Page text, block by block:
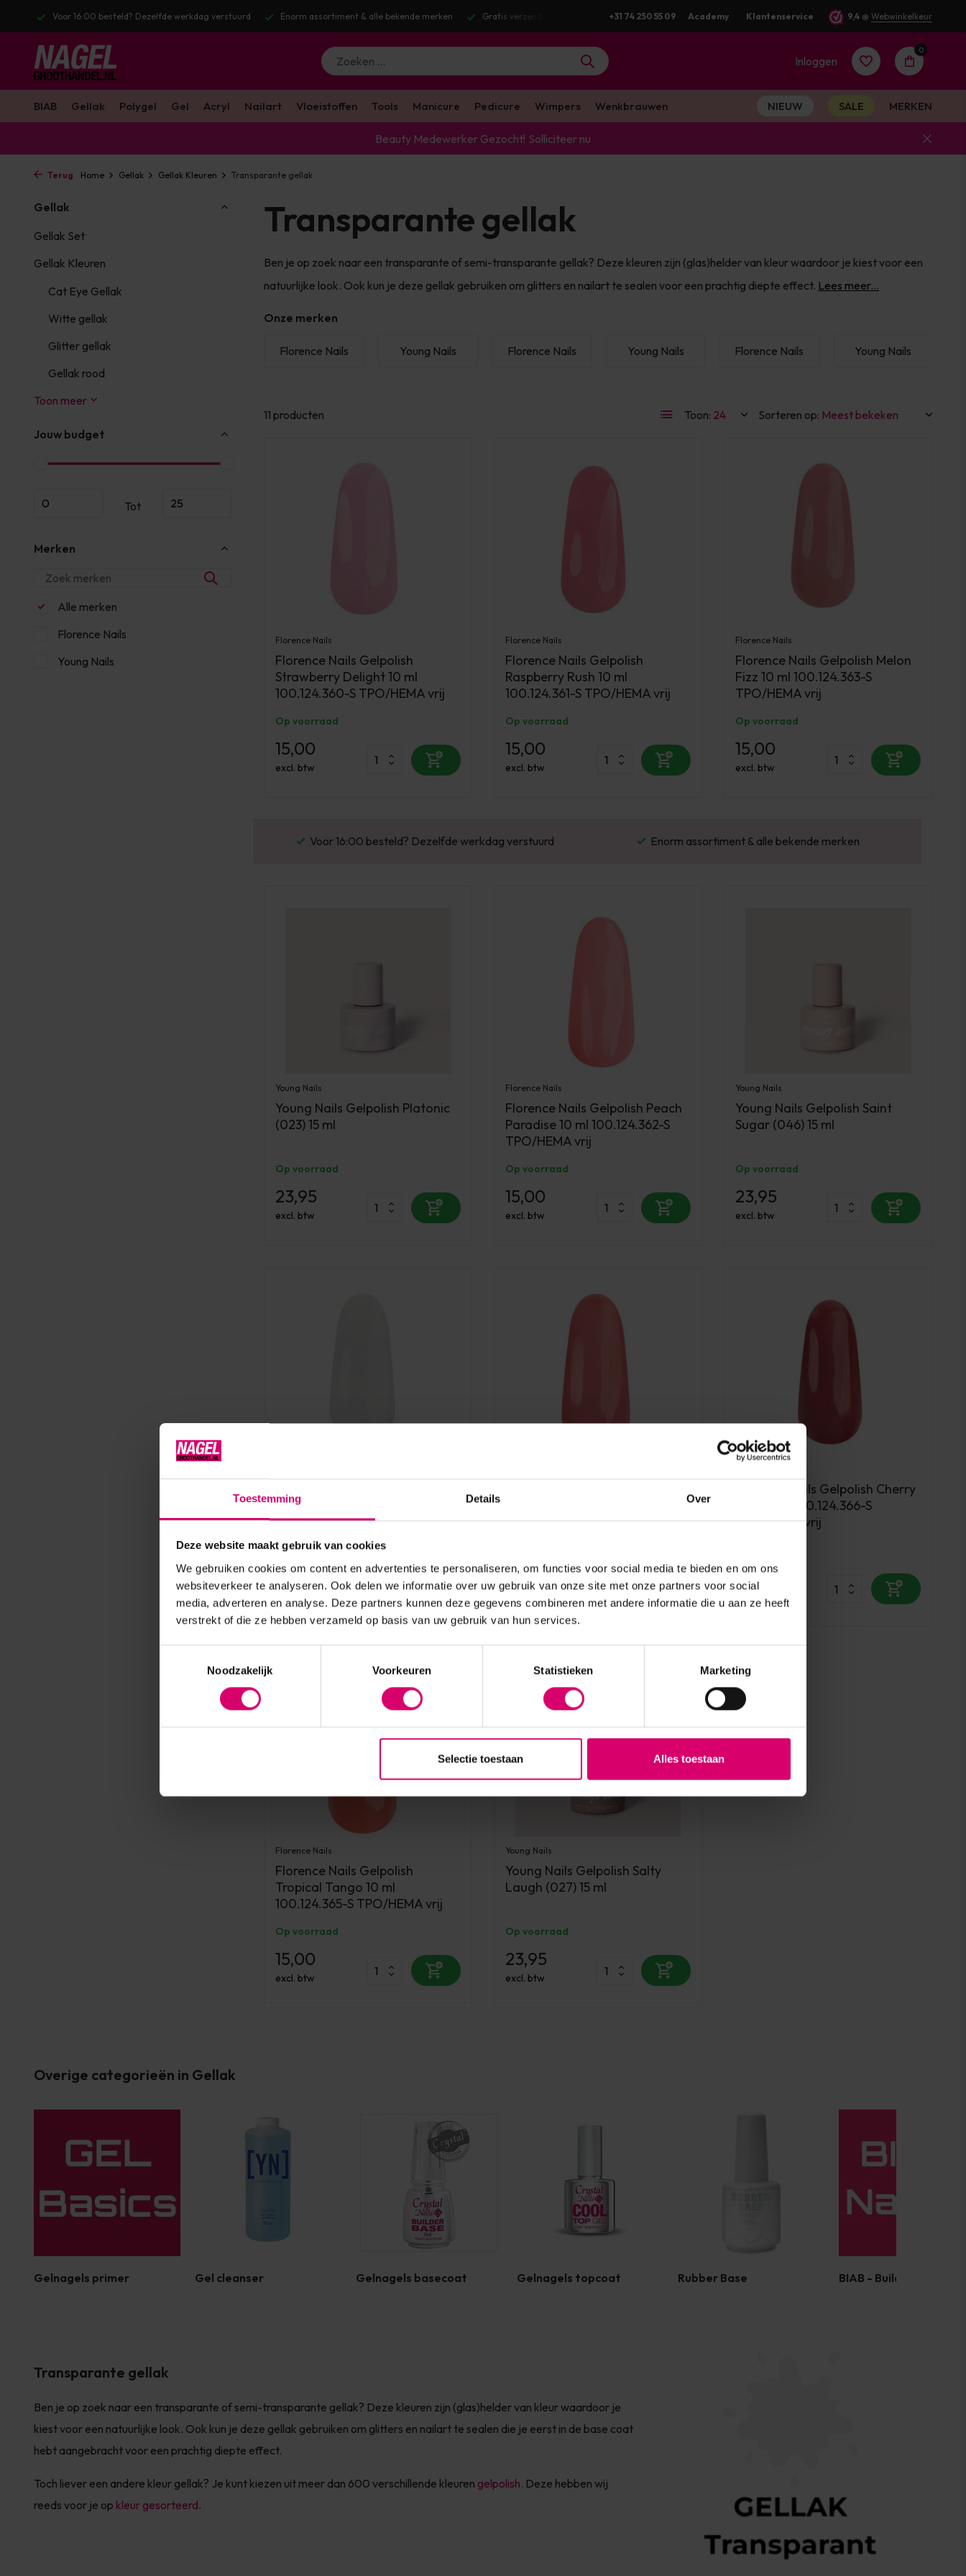
Toestemming Details Over
Deze website maakt gebruik van cookies
We gebruiken cookies om content en advertenties te personaliseren, om functies voor social media te bieden en om ons
websiteverkeer te analyseren. Ook delen we informatie over uw gebruik van onze site met onze partners voor social
media, adverteren en analyse. Deze partners kunnen deze gegevens combineren met andere informatie die u aan ze heeft
verstrekt of die ze hebben verzameld op basis van uw gebruik van hun services.
Noodzakelijk
Voorkeuren Statistieken Marketing
Selectie toestaan Alles toestaan
Enorm assortiment & alle bekende merken Gratis verzending v.a. €100 excl. BTW Voor 16:00 besteld? Dezelfde werkdag verstuurd+31 74 250 55 09 Academy Klantenservice 9,4 @ Webwinkelkeur
Inloggen
aanmaken
0
BIAB Gellak Polygel Gel Acryl Nailart Vloeistoffen Tools Manicure Pedicure Wimpers Wenkbrauwen NIEUW SALE MERKEN
Beauty Medewerker Gezocht! Solliciteer nu
Terug Home Gellak Gellak Kleuren Transparante gellak
Gellak
Gellak Set
Gellak Kleuren
Cat Eye Gellak
Witte gellak
Glitter gellak
Gellak rood
Toon meer
Jouw budget
Tot
Merken
Alle merken
Florence Nails
Young Nails
Transparante gellak
Ben je op zoek naar een transparante of semi-transparante gellak? Deze kleuren zijn (glas)helder van kleur waardoor je kiest voor een
natuurlijke look. Ook kun je deze gellak gebruiken om glitters en nailart te sealen voor een prachtig diepte effect. Lees meer...
Onze merken
Florence Nails Florence Nails Young Nails Florence Nails Young Nails Florence Nails Young Nails
11 producten Toon: Sorteren op:
Florence Nails
Florence Nails Gelpolish
Strawberry Delight 10 ml
100.124.360-S TPO/HEMA vrij
Op voorraad
15,00
excl. btw
Florence Nails
Florence Nails Gelpolish
Raspberry Rush 10 ml
100.124.361-S TPO/HEMA vrij
Op voorraad
15,00
excl. btw
Florence Nails
Florence Nails Gelpolish Melon
Fizz 10 ml 100.124.363-S
TPO/HEMA vrij
Op voorraad
15,00
excl. btw
Enorm assortiment & alle bekende merken Gratis verzending v.a. €100 excl. BTW
Young Nails
Young Nails Gelpolish Platonic
(023) 15 ml
Op voorraad
23,95
excl. btw
Florence Nails
Florence Nails Gelpolish Peach
Paradise 10 ml 100.124.362-S
TPO/HEMA vrij
Op voorraad
15,00
excl. btw
Young Nails
Young Nails Gelpolish Saint
Sugar (046) 15 ml
Op voorraad
23,95
excl. btw
Coconut Frost 10 ml
100.124.359-S TPO/HEMA vrij
Op voorraad
15,00
excl. btw
TPO/HEMA vrij
15,00
Florence Nails Gelpolish Cherry
Pop 10 ml 100.124.366-S
TPO/HEMA vrij
15,00
excl. btw
Florence Nails
Florence Nails Gelpolish
Tropical Tango 10 ml
100.124.365-S TPO/HEMA vrij
Op voorraad
15,00
excl. btw
Young Nails
Young Nails Gelpolish Salty
Laugh (027) 15 ml
Op voorraad
23,95
excl. btw
Overige categorieën in Gellak
Gelnagels primer Gel cleanser Gelnagels basecoat Gelnagels topcoat Rubber Base BIAB - Builder in a
Transparante gellak
Ben je op zoek naar een transparante of semi-transparante gellak? Deze kleuren zijn (glas)helder van kleur waardoor je
kiest voor een natuurlijke look. Ook kun je deze gellak gebruiken om glitters en nailart te sealen die je eerst in de base coat
hebt aangebracht voor een prachtig diepte effect.
Toch liever een andere kleur gellak? Je kunt kiezen uit meer dan 600 verschillende kleuren gelpolish. Deze hebben wij
reeds voor je op kleur gesorteerd.